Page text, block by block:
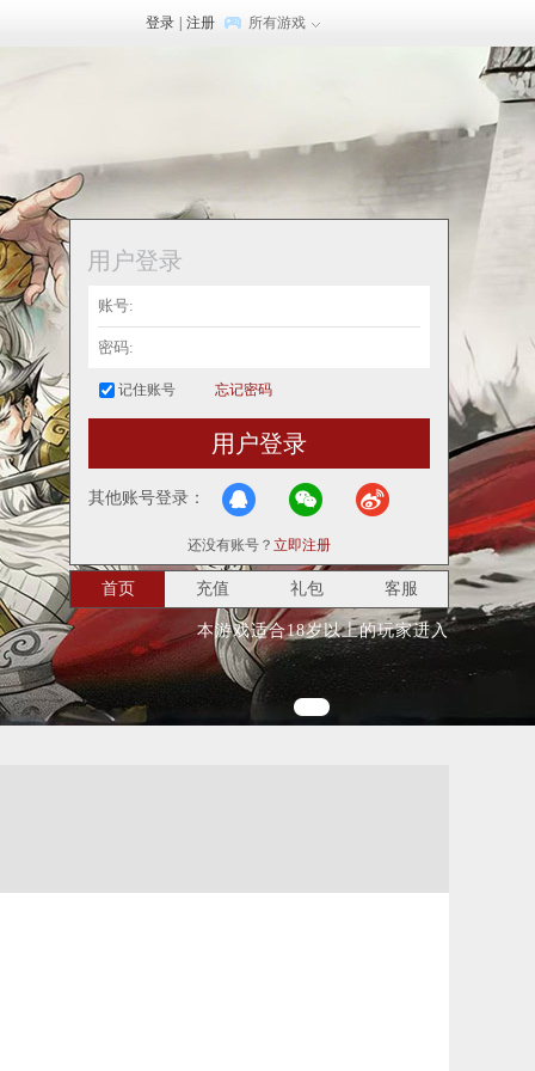
登录 注册 所有游戏
用户登录
记住账号 忘记密码
用户登录
其他账号登录：
还没有账号？ 立即注册
首页 充值 礼包 客服
本游戏适合18岁以上的玩家进入